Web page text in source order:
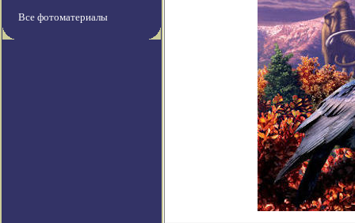
Все фотоматериалы